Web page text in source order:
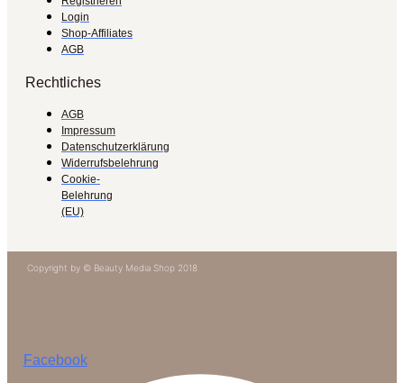
Login
Shop-Affiliates
AGB
Rechtliches
AGB
Impressum
Datenschutzerklärung
Widerrufsbelehrung
Cookie-
Belehrung
(EU)
Copyright by © Beauty Media Shop 2018
Facebook